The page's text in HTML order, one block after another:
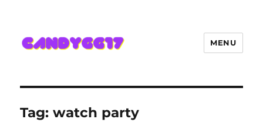
Hadir Semakin Mantap Jackpot
MENU
Tag:watch party